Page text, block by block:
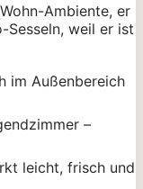
Ambiente, er
Sesseln, weil er ist
im Außenbereich
–
leicht, frisch und